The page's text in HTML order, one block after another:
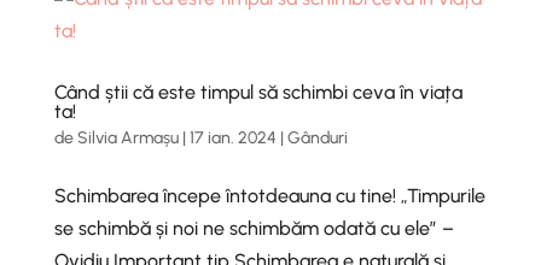
Când știi că este timpul să schimbi ceva în viața
ta!
deSilvia Armașu|17 ian. 2024 |Gânduri
Schimbarea începe întotdeauna cu tine! „Timpurile
se schimbă și noi ne schimbăm odată cu ele” –